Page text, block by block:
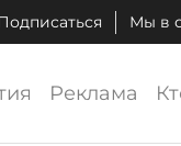
Мы в
Реклама